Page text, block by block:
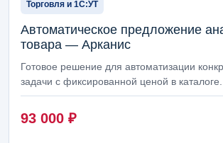
Торговля и 1С:УТ
Автоматическое предложение
товара — Арканис
Готовое решение для автоматизации
задачи с фиксированной ценой в каталоге.
93 000 ₽